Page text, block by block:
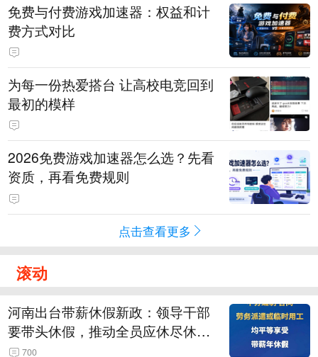
免费与付费游戏加速器：权益和计
费方式对比
为每一份热爱搭台 让高校电竞回到
最初的模样
2026免费游戏加速器怎么选？先看
资质，再看免费规则
点击查看更多
滚动
河南出台带薪休假新政：领导干部
要带头休假，推动全员应休尽休、
休满休足，对纸面休假、弄虚作假
700